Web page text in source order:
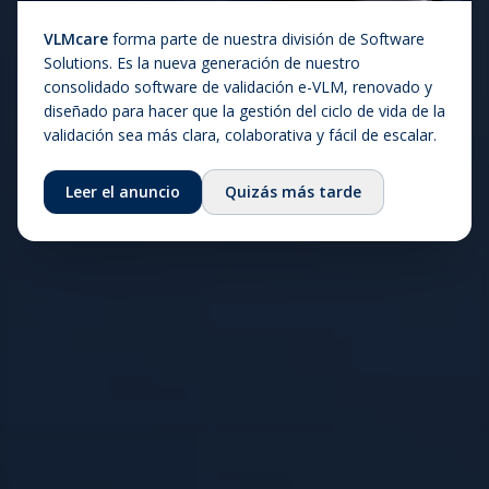
cumplimiento normativo y la excelencia operativa.
Explorar soluciones Contáctanos
VLMcare forma parte de nuestra división de Software
Solutions. Es la nueva generación de nuestro
consolidado software de validación e-VLM, renovado y
diseñado para hacer que la gestión del ciclo de vida de la
validación sea más clara, colaborativa y fácil de escalar.
Leer el anuncio Quizás más tarde